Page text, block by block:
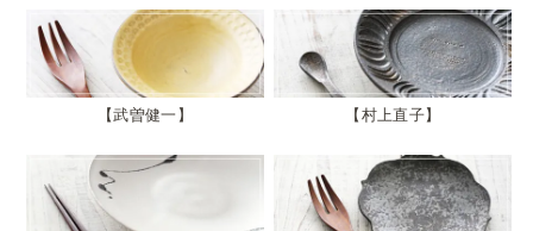
武曽健一 村上直子